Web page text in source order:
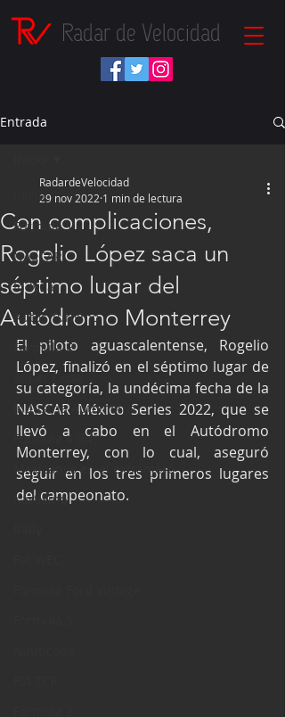
Radar de Velocidad
Entrada
Inicio
Fórmula 1
NASCAR
IndyCar
Autos Turismo
Fórmula E
Súper Copa
Industria Automotriz
Fórmula 4 (F4)
Mexicanos en el extranjero
Kartismo
Con complicaciones,
Rogelio López saca un
séptimo lugar del
Autódromo Monterrey
RadardeVelocidad
29 nov 2022 1 min de lectura
El piloto aguascalentense, Rogelio
López, finalizó en el séptimo lugar de
su categoría, la undécima fecha de la
NASCAR México Series 2022, que se
llevó a cabo en el Autódromo
Monterrey, con lo cual, aseguró
seguir en los tres primeros lugares
del campeonato.